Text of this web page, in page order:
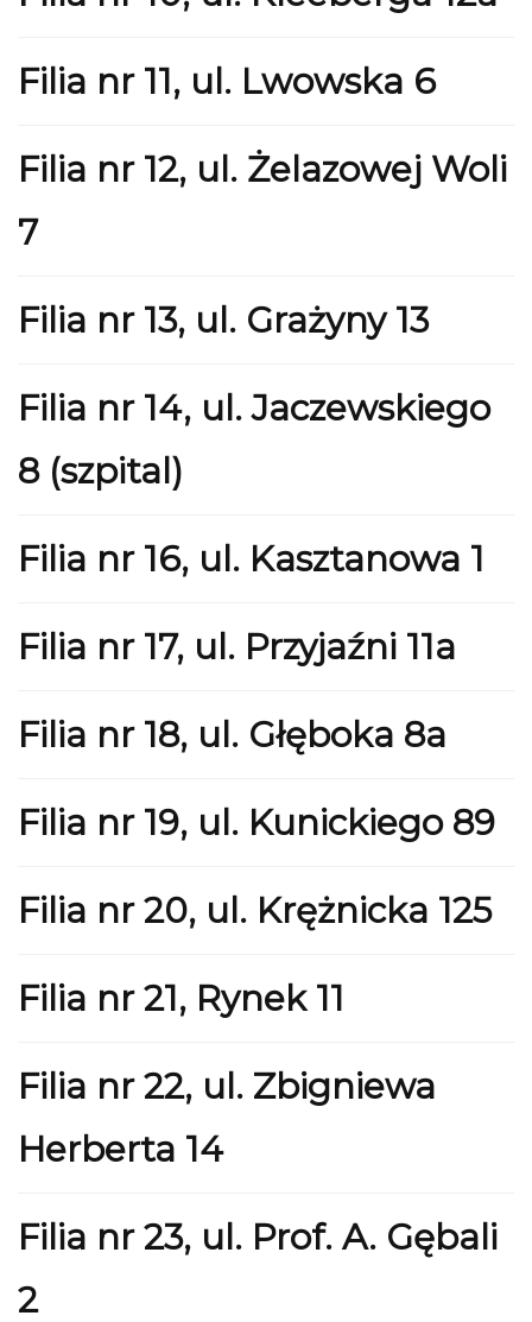
Filia nr 11, ul. Lwowska 6
Filia nr 12, ul. Żelazowej Woli
7
Filia nr 13, ul. Grażyny 13
Filia nr 14, ul. Jaczewskiego
8 (szpital)
Filia nr 16, ul. Kasztanowa 1
Filia nr 17, ul. Przyjaźni 11a
Filia nr 18, ul. Głęboka 8a
Filia nr 19, ul. Kunickiego 89
Filia nr 20, ul. Krężnicka 125
Filia nr 21, Rynek 11
Filia nr 22, ul. Zbigniewa
Herberta 14
Filia nr 23, ul. Prof. A. Gębali
2